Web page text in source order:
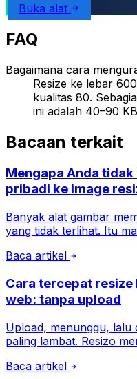
Buka alat
FAQ
Bagaimana cara
Resize ke lebar
kualitas 80.
ini adalah 40–90
Bacaan terkait
Mengapa Anda
pribadi ke image
Banyak alat gambar
yang tidak terlihat. Itu
Baca artikel
Cara tercepat
web: tanpa upload
Upload, menunggu, lalu
paling lambat. Resizo
Baca artikel